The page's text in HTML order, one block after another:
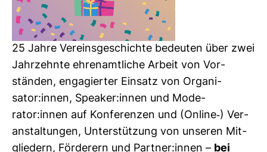
25 Jahre Ver­eins­ge­schichte bedeuten über zwei
Jahr­zehnte ehren­amt­liche Arbeit von Vor­
ständen, enga­gierter Ein­satz von Orga­ni­
sator:innen, Spe­aker:innen und Mode­
rator:innen auf Kon­fe­renzen und (Online-​) Ver­
an­stal­tungen, Unter­stüt­zung von unseren Mit­
glie­dern, För­de­rern und Partner:innen – bei